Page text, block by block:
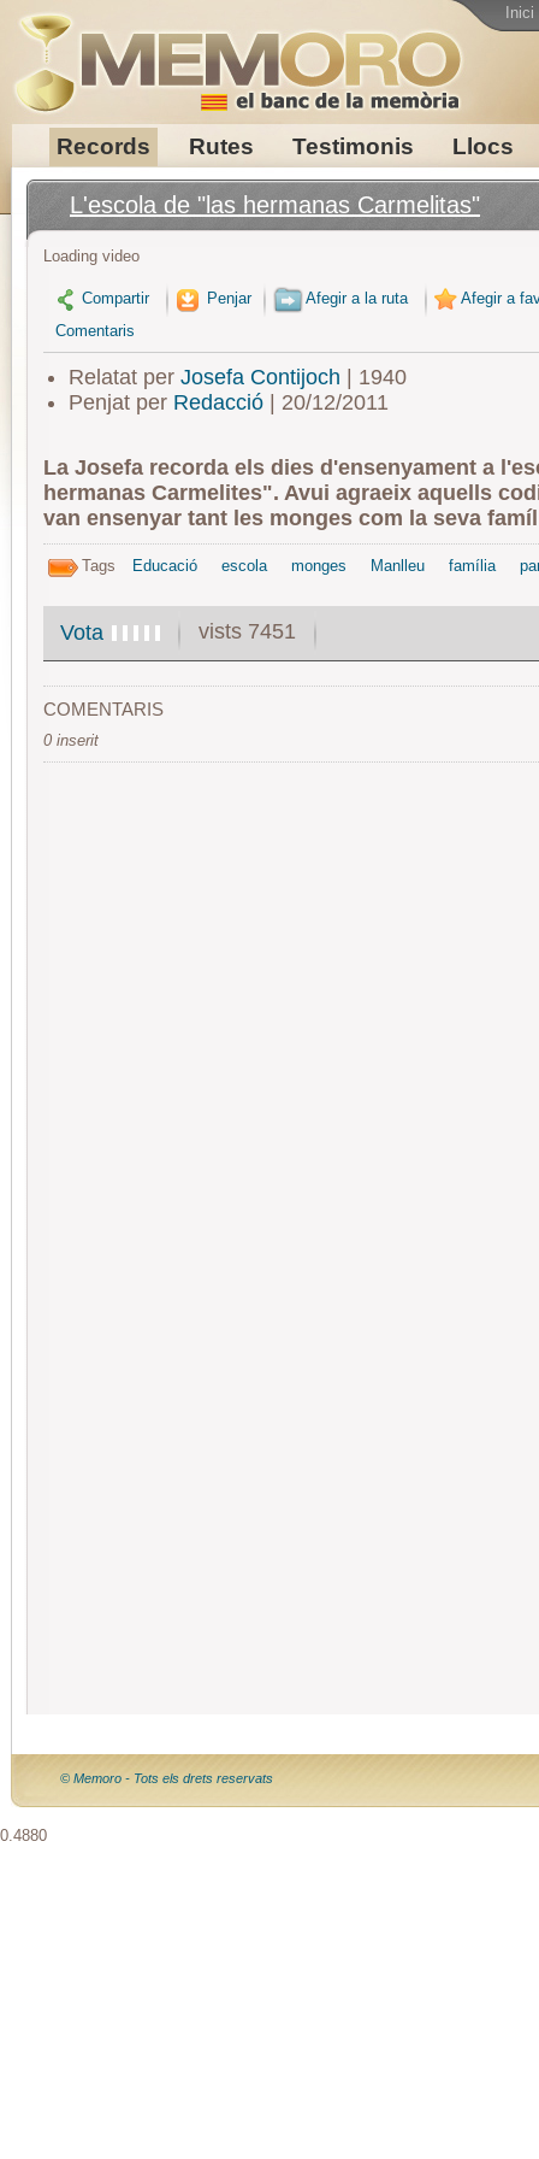
Records Rutes Testimonis Llocs
Inici
L'escola de "las hermanas Carmelitas"
Loading video
Compartir Penjar Afegir a la ruta
Afegir a
Comentaris
Relatat per Josefa Contijoch | 1940
Penjat per Redacció| 20/12/2011
La Josefa recorda els dies d'ensenyament a
hermanas Carmelites". Avui agraeix aquells
van ensenyar tant les monges com la seva
Tags Educació escola monges Manlleu família
Vota vists 7451
COMENTARIS
0 inserit
© Memoro - Tots els drets reservats
0.4880